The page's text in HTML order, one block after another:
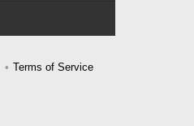
Terms of Service